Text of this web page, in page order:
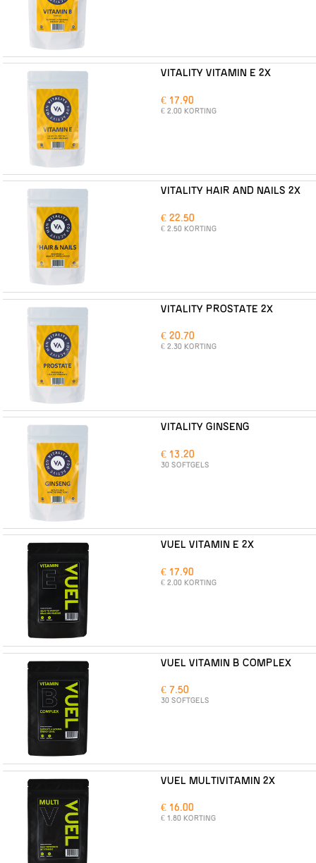
VITALITY VITAMIN E 2X
€ 17.90
€ 2.00 KORTING
VITALITY HAIR AND NAILS 2X
€ 22.50
€ 2.50 KORTING
VITALITY PROSTATE 2X
€ 20.70
€ 2.30 KORTING
VITALITY GINSENG
€ 13.20
30 SOFTGELS
VUEL VITAMIN E 2X
€ 17.90
€ 2.00 KORTING
VUEL VITAMIN B COMPLEX
€ 7.50
30 SOFTGELS
VUEL MULTIVITAMIN 2X
€ 16.00
€ 1.80 KORTING